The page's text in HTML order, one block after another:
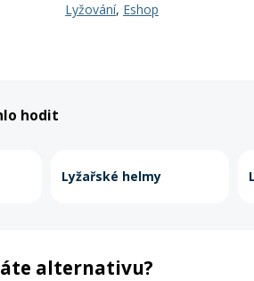
Lyžování, Eshop
hodit
Lyžařské helmy
alternativu?